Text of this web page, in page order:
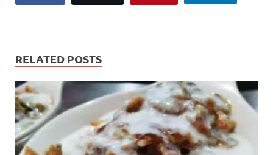
RELATED POSTS